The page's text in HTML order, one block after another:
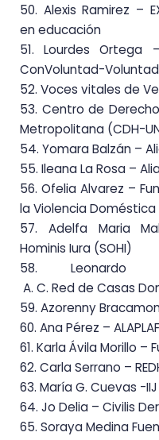
50. Alexis Ramirez –
en educación
51. Lourdes Ortega
ConVoluntad-
52. Voces vitales de
53. Centro de
Metropolitana (CDH-
54. Yomara Balzán –
55. Ileana La Rosa –
56. Ofelia Alvarez –
la Violencia Doméstica
57. Adelfa Maria
Hominis Iura (SOHI)
58. Leonardo
A. C. Redde Casas
59. Azorenny
60. Ana Pérez – ALAPLAF
61. Karla Ávila Morillo –
62. Carla Serrano –
63. María G. Cuevas -
64. Jo Delia – Civilis
65. Soraya Medina